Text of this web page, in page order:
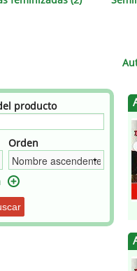
Genehtik Seeds
House of the Great
producto
Orden